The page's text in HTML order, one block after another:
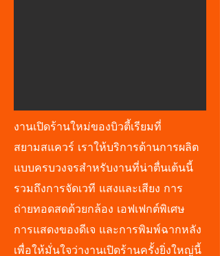
งานเปิดร้านใหม่ของบิวตี้เรียมที่
สยามสแควร์ เราให้บริการด้านการผลิต
แบบครบวงจรสำหรับงานที่น่าตื่นเต้นนี้
รวมถึงการจัดเวที แสงและเสียง การ
ถ่ายทอดสดด้วยกล้อง เอฟเฟกต์พิเศษ
การแสดงของดีเจ และการพิมพ์ฉากหลัง
เพื่อให้มั่นใจว่างานเปิดร้านครั้งยิ่งใหญ่นี้